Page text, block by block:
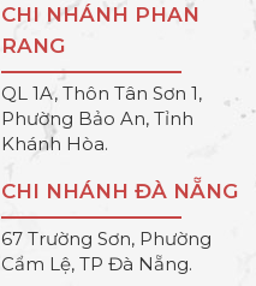
CHI NHÁNH PHAN
RANG
QL 1A, Thôn Tân Sơn 1,
Phường Bảo An, Tỉnh
Khánh Hòa.
CHI NHÁNH ĐÀ NẴNG
67 Trường Sơn, Phường
Cẩm Lệ, TP Đà Nẵng.